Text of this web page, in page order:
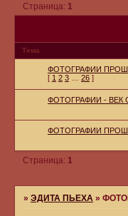
Страница: 1
Тема
ФОТОГРАФИИ
[ 1 2 3 26 ]
ФОТОГРАФИИ - ВЕК
ФОТОГРАФИИ
Страница: 1
»ЭДИТА ПЬЕХА »